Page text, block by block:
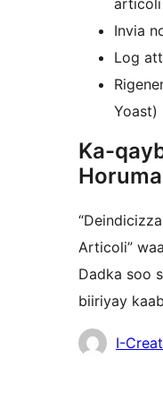
Invia
Log
Yoast)
Ka-
Articoli”
Dadka soo
biiriyay
Ka-
I-